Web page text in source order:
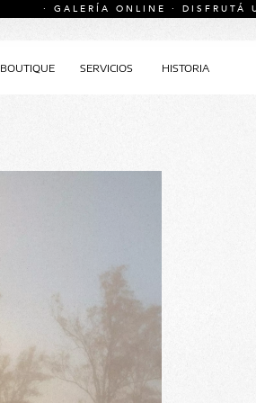
· GALERÍA ONLINE · DISFRUTÁ
BOUTIQUE SERVICIOS HISTORIA